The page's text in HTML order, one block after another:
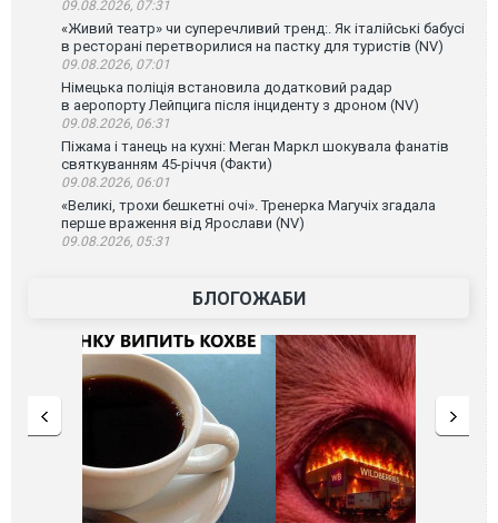
09.08.2026, 07:31
«Живий театр» чи суперечливий тренд:. Як італійські бабусі
в ресторані перетворилися на пастку для туристів (NV)
09.08.2026, 07:01
Німецька поліція встановила додатковий радар
в аеропорту Лейпцига після інциденту з дроном (NV)
09.08.2026, 06:31
Піжама і танець на кухні: Меган Маркл шокувала фанатів
святкуванням 45-річчя (Факти)
09.08.2026, 06:01
«Великі, трохи бешкетні очі». Тренерка Магучіх згадала
перше враження від Ярослави (NV)
09.08.2026, 05:31
БЛОГОЖАБИ